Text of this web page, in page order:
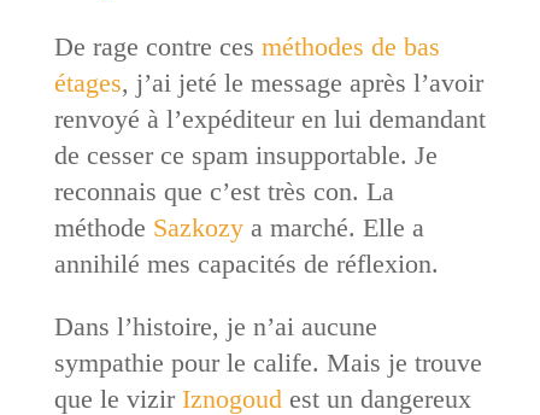
De rage contre ces méthodes de bas
étages, j’ai jeté le message après l’avoir
renvoyé à l’expéditeur en lui demandant
de cesser ce spam insupportable. Je
reconnais que c’est très con. La
méthode Sazkozya marché. Elle a
annihilé mes capacités de réflexion.
Dans l’histoire, je n’ai aucune
sympathie pour le calife. Mais je trouve
que le vizir Iznogoud est un dangereux